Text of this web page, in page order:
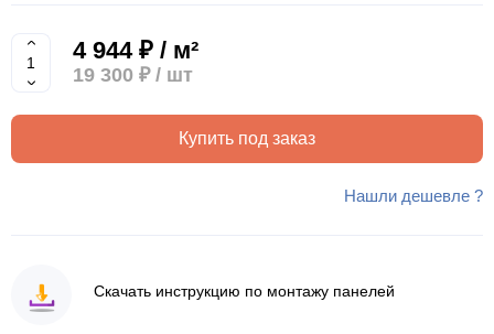
4 944 ₽ / м²
19 300 ₽/ шт
Купить под заказ
Нашли дешевле ?
Скачать инструкцию по монтажу панелей